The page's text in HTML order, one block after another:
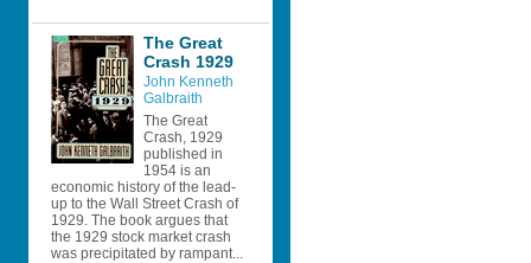
The Great
Crash 1929
John Kenneth
Galbraith
The Great
Crash, 1929
published in
1954 is an
economic history of the lead-
up to the Wall Street Crash of
1929. The book argues that
the 1929 stock market crash
was precipitated by rampant...